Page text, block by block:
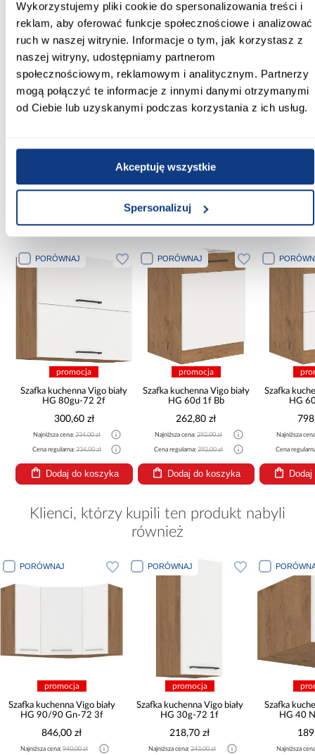
Wykorzystujemy pliki cookie do spersonalizowania treści i
reklam, aby oferować funkcje społecznościowe i analizować
ruch w naszej witrynie. Informacje o tym, jak korzystasz z
naszej witryny, udostępniamy partnerom
społecznościowym, reklamowym i analitycznym. Partnerzy
mogą połączyć te informacje z innymi danymi otrzymanymi
od Ciebie lub uzyskanymi podczas korzystania z ich usług.
Akceptuję wszystkie
Spersonalizuj
Vigo
Wymaga złożenia:
Tak
Konstrukcja korpusu:
Płyta wiórowa laminowana
Płyta wiórowa laminowana
Inni Klienci sprawdzali również
PORÓWNAJ
promocja
Szafka kuchenna Vigo biały
HG 80gu-72 2f
300,60 zł
Najniższa cena: 334,00 zł
Cena regularna: 334,00 zł
Dodaj do koszyka
PORÓWNAJ
promocja
Szafka kuchenna Vigo biały
HG 60d 1f Bb
262,80 zł
Najniższa cena:292,00 zł
Cena regularna:292,00 zł
Dodaj do koszyka
Szafka
HG
Najniższa
Cena
Klienci, którzy kupili ten produkt nabyli
również
PORÓWNAJ
promocja
Szafka kuchenna Vigo biały
HG 90/90 Gn-72 3f
846,00 zł
Najniższa cena: 940,00 zł
PORÓWNAJ
promocja
Szafka kuchenna Vigo biały
HG 30g-72 1f
218,70 zł
Najniższa cena: 243,00 zł
Szafka
HG 40
Najniższa